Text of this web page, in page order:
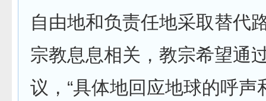
自由地和负责任地采取替代
宗教息息相关，教宗希望通
议，“具体地回应地球的呼声